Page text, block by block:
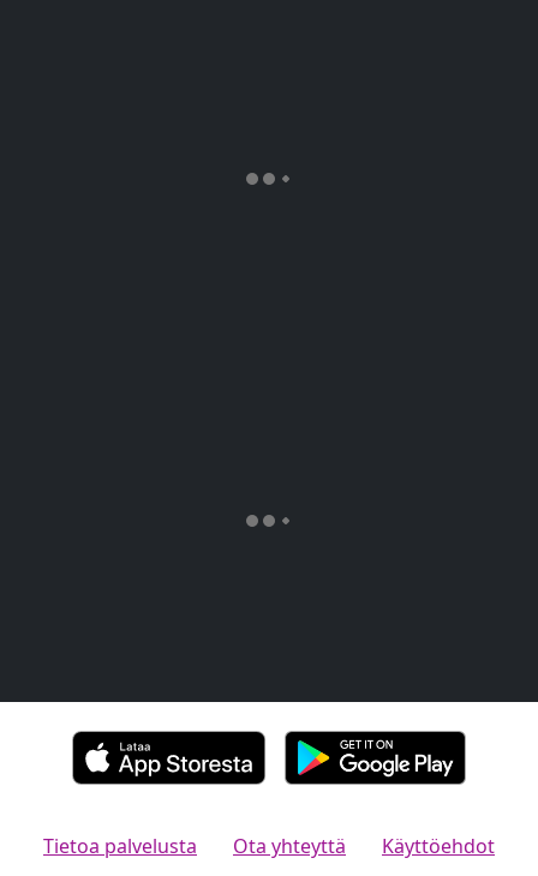
Tietoa palvelusta Ota yhteyttä Käyttöehdot